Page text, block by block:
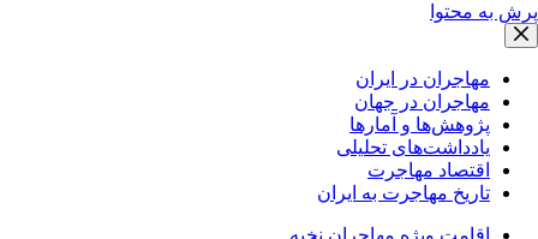
پرش به محتوا
مهاجران در ایران
مهاجران در جهان
پژوهش‌ها و آمارها
یادداشت‌های تحلیلی
اقتصاد مهاجرت
تاریخ مهاجرت به ایران
اقامت ویژه مهاجران نخبه